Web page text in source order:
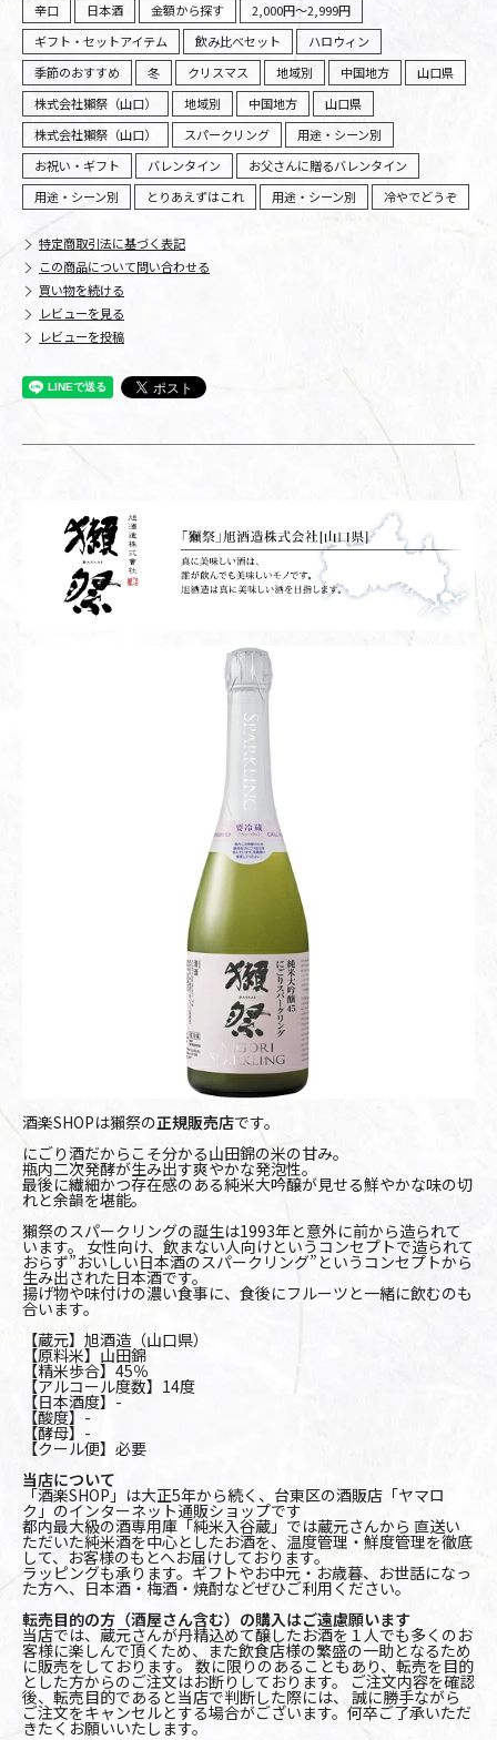
辛口
日本酒 金額から探す
2,000円～2,999円
ギフト・セットアイテム
飲み比べセット
ハロウィン
季節のおすすめ
冬 クリスマス 地域別 中国地方
山口県
株式会社獺祭（山口）
地域別 中国地方
山口県
株式会社獺祭（山口）
スパークリング
用途・シーン別
お祝い・ギフト
バレンタイン
お父さんに贈るバレンタイン
用途・シーン別
とりあえずはこれ 用途・シーン別 冷やでどうぞ
特定商取引法に基づく表記
この商品について問い合わせる
買い物を続ける
レビューを見る
レビューを投稿
酒楽SHOPは獺祭の正規販売店です。
にごり酒だからこそ分かる山田錦の米の甘み。
瓶内二次発酵が生み出す爽やかな発泡性。
最後に繊細かつ存在感のある純米大吟醸が見せる鮮やかな味の切
れと余韻を堪能。
獺祭のスパークリングの誕生は1993年と意外に前から造られて
います。 女性向け、飲まない人向けというコンセプトで造られて
おらず”おいしい日本酒のスパークリング”というコンセプトから
生み出された日本酒です。
揚げ物や味付けの濃い食事に、食後にフルーツと一緒に飲むのも
合います。
【蔵元】旭酒造（山口県）
【原料米】山田錦
【精米歩合】45％
【アルコール度数】14度
【日本酒度】-
【酸度】-
【酵母】-
【クール便】必要
当店について
「酒楽SHOP」は大正5年から続く、台東区の酒販店「ヤマロ
ク」のインターネット通販ショップです
都内最大級の酒専用庫「純米入谷蔵」では蔵元さんから 直送い
ただいた純米酒を中心としたお酒を、温度管理・鮮度管理を徹底
して、お客様のもとへお届けしております。
ラッピングも承ります。ギフトやお中元・お歳暮、お世話になっ
た方へ、日本酒・梅酒・焼酎などぜひご利用ください。
転売目的の方（酒屋さん含む）の購入はご遠慮願います
当店では、蔵元さんが丹精込めて醸したお酒を１人でも多くのお
客様に楽しんで頂くため、また飲食店様の繁盛の一助となるため
に販売をしております。 数に限りのあることもあり、転売を目的
とした方からのご注文はお断りしております。 ご注文内容を確認
後、転売目的であると当店で判断した際には、 誠に勝手ながら
ご注文をキャンセルとする場合がございます。何卒ご了承いただ
きたくお願いいたします。